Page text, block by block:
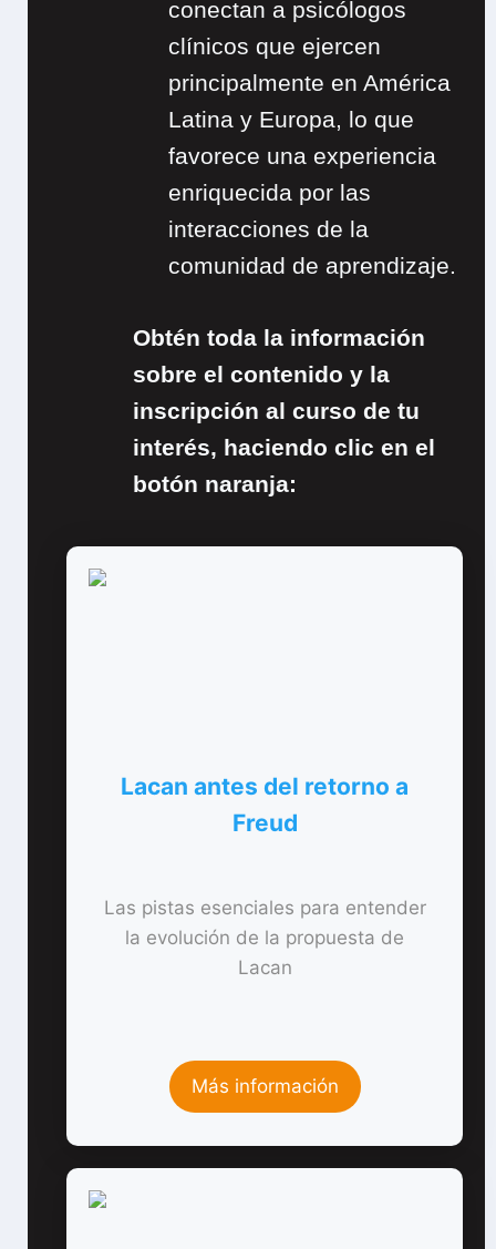
conectan a psicólogos
clínicos que ejercen
principalmente en América
Latina y Europa, lo que
favorece una experiencia
enriquecida por las
interacciones de la
comunidad de aprendizaje.
Obtén toda la información
sobre el contenido y la
inscripción al curso de tu
interés, haciendo clic en el
botón naranja:
Lacan antes del retorno a
Freud
Las pistas esenciales para entender
la evolución de la propuesta de
Lacan
Más información